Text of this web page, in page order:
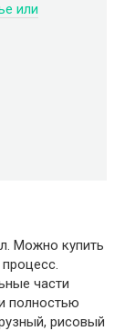
или
Можно купить
части
полностью
рисовый